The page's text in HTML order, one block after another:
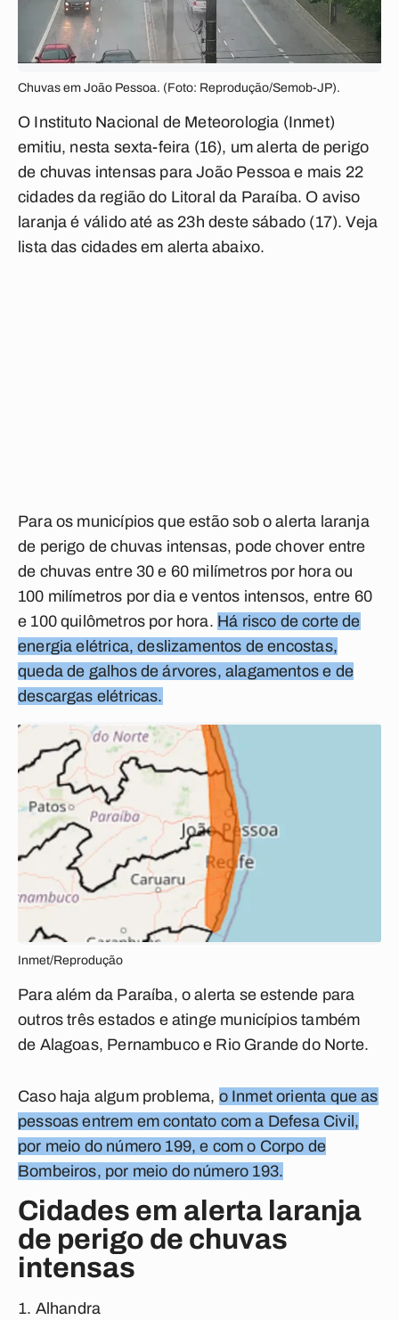
Chuvas em João Pessoa. (Foto: Reprodução/Semob-JP).
O Instituto Nacional de Meteorologia (Inmet)
emitiu, nesta sexta-feira (16), um alerta de perigo
de chuvas intensas para João Pessoa e mais 22
cidades da região do Litoral da Paraíba. O aviso
laranja é válido até as 23h deste sábado (17). Veja
lista das cidades em alerta abaixo.
Para os municípios que estão sob o alerta laranja
de perigo de chuvas intensas, pode chover entre
de chuvas entre 30 e 60 milímetros por hora ou
100 milímetros por dia e ventos intensos, entre 60
e 100 quilômetros por hora. Há risco de corte de
energia elétrica, deslizamentos de encostas,
queda de galhos de árvores, alagamentos e de
descargas elétricas.
Inmet/Reprodução
Para além da Paraíba, o alerta se estende para
outros três estados e atinge municípios também
de Alagoas, Pernambuco e Rio Grande do Norte.
Caso haja algum problema, o Inmet orienta que as
pessoas entrem em contato com a Defesa Civil,
por meio do número 199, e com o Corpo de
Bombeiros, por meio do número 193.
Cidades em alerta laranja
de perigo de chuvas
intensas
Alhandra